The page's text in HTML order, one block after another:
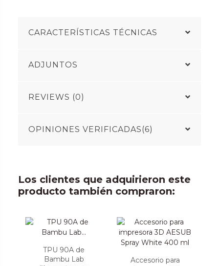
CARACTERÍSTICAS TÉCNICAS
ADJUNTOS
REVIEWS (0)
OPINIONES VERIFICADAS(6)
Los clientes que adquirieron este
producto también compraron:
TPU 90A de
Bambu Lab
Accesorio para